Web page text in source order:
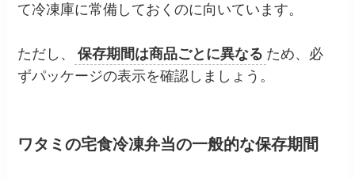
て冷凍庫に常備しておくのに向いています。
ただし、 保存期間は商品ごとに異なる ため、必
ずパッケージの表示を確認しましょう。
ワタミの宅食冷凍弁当の一般的な保存期間